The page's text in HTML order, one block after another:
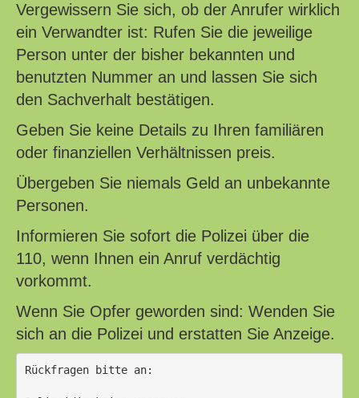
Vergewissern Sie sich, ob der Anrufer wirklich
ein Verwandter ist: Rufen Sie die jeweilige
Person unter der bisher bekannten und
benutzten Nummer an und lassen Sie sich
den Sachverhalt bestätigen.
Geben Sie keine Details zu Ihren familiären
oder finanziellen Verhältnissen preis.
Übergeben Sie niemals Geld an unbekannte
Personen.
Informieren Sie sofort die Polizei über die
110, wenn Ihnen ein Anruf verdächtig
vorkommt.
Wenn Sie Opfer geworden sind: Wenden Sie
sich an die Polizei und erstatten Sie Anzeige.
Rückfragen bitte an: